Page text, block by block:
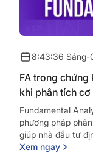
8:43:36 Sáng-
FA trong chứng
khi phân tích cơ
Fundamental
phương pháp
giúp nhà đầu tư
Bằng cách đánh
Xem ngay